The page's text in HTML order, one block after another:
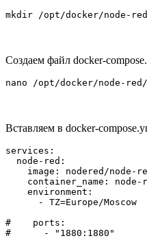
mkdir /opt/docker/node-red
Создаем файл docker-
nano /opt/docker/node-red/
Вставляем в docker-
services:
  node-red:
image: nodered/node-
container_name: node-
    environment:
      - TZ=Europe/Moscow
#    ports:
#      - "1880:1880"